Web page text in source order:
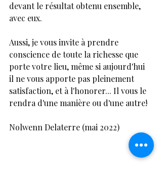
devant le résultat obtenu ensemble,
avec eux.
Aussi, je vous invite à prendre
conscience de toute la richesse que
porte votre lieu, même si aujourd'hui
il ne vous apporte pas pleinement
satisfaction, et à l'honorer... Il vous le
rendra d'une manière ou d'une autre!
Nolwenn Delaterre (mai 2022)